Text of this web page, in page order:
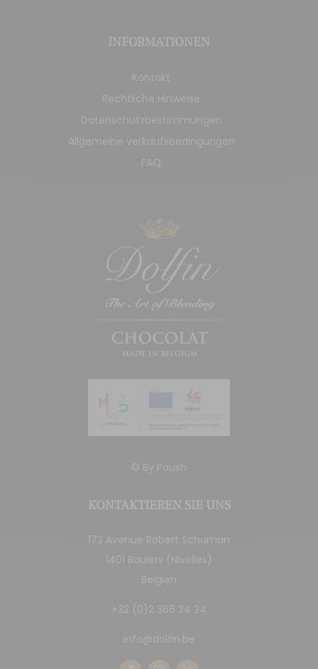
INFORMATIONEN
Kontakt
Rechtliche Hinweise
Datenschutzbestimmungen
Allgemeine verkaufsbedingungen
FAQ
© By Poush
KONTAKTIEREN SIE UNS
172 Avenue Robert Schuman
1401 Baulers (Nivelles)
Belgien
+32 (0)2 366 24 24
info@dolfin.be